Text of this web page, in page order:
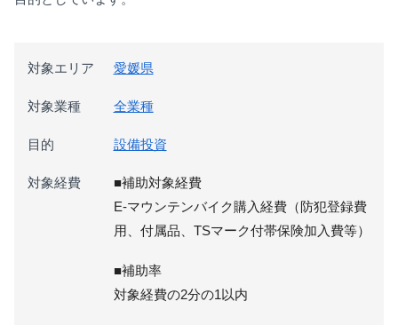
対象エリア 愛媛県
対象業種 全業種
目的 設備投資
対象経費
■補助対象経費
E-マウンテンバイク購入経費（防犯登録費
用、付属品、TSマーク付帯保険加入費等）
■補助率
対象経費の2分の1以内